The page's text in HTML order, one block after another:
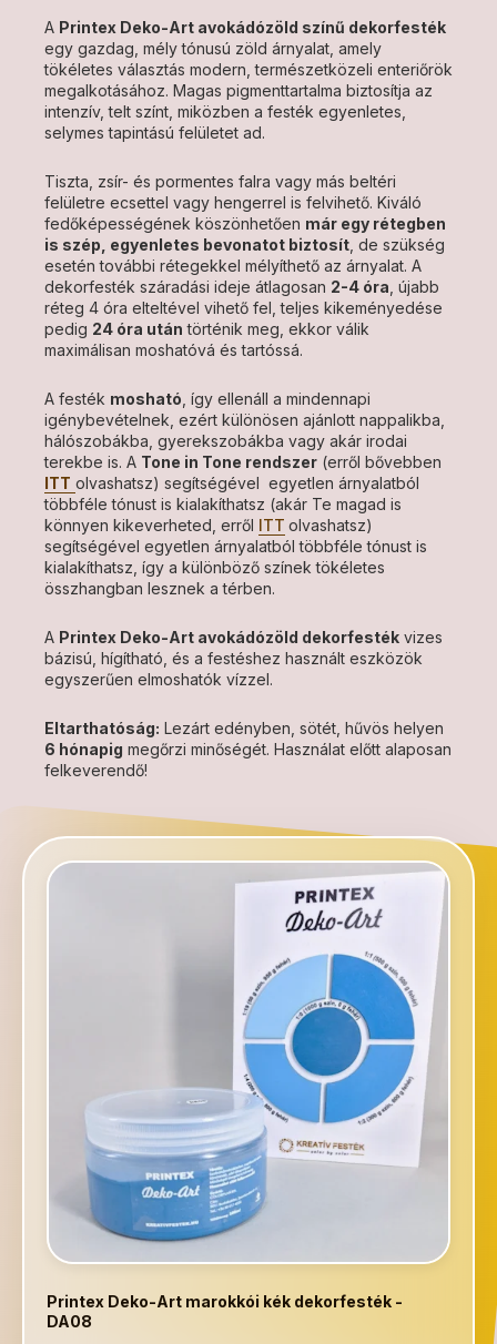
A Printex Deko-Art avokádózöld színű dekorfesték
egy gazdag, mély tónusú zöld árnyalat, amely
tökéletes választás modern, természetközeli enteriőrök
megalkotásához. Magas pigmenttartalma biztosítja az
intenzív, telt színt, miközben a festék egyenletes,
selymes tapintású felületet ad.
Tiszta, zsír- és pormentes falra vagy más beltéri
felületre ecsettel vagy hengerrel is felvihető. Kiváló
fedőképességének köszönhetően már egy rétegben
is szép, egyenletes bevonatot biztosít , de szükség
esetén további rétegekkel mélyíthető az árnyalat. A
dekorfesték száradási ideje átlagosan 2-4 óra , újabb
réteg 4 óra elteltével vihető fel, teljes kikeményedése
pedig 24 óra után történik meg, ekkor válik
maximálisan moshatóvá és tartóssá.
A festék mosható , így ellenáll a mindennapi
igénybevételnek, ezért különösen ajánlott nappalikba,
hálószobákba, gyerekszobákba vagy akár irodai
terekbe is. A Tone in Tone rendszer (erről bővebben
ITT olvashatsz) segítségével egyetlen árnyalatból
többféle tónust is kialakíthatsz (akár Te magad is
könnyen kikeverheted, erről ITT olvashatsz)
segítségével egyetlen árnyalatból többféle tónust is
kialakíthatsz, így a különböző színek tökéletes
összhangban lesznek a térben.
A Printex Deko-Art avokádózöld dekorfesték vizes
bázisú, hígítható, és a festéshez használt eszközök
egyszerűen elmoshatók vízzel.
Eltarthatóság: Lezárt edényben, sötét, hűvös helyen
6 hónapig megőrzi minőségét. Használat előtt alaposan
felkeverendő!
Printex Deko-Art marokkói kék dekorfesték -
DA08